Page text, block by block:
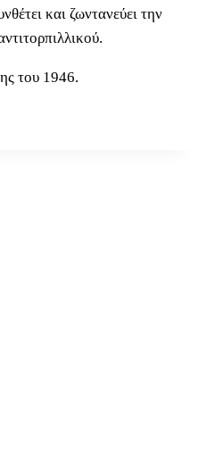
και ζωντανεύει την
του 1946.